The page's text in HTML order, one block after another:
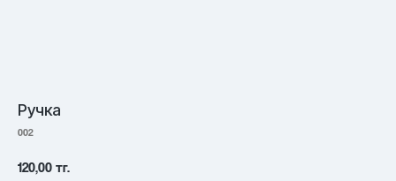
Ручка
002
120,00 тг.